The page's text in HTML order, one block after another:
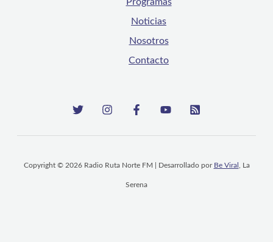
Noticias
Nosotros
Contacto
Copyright © 2026 Radio Ruta Norte FM | Desarrollado por Be Viral , La
Serena